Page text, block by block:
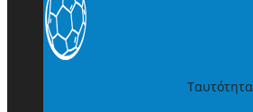
Ταυτότητα